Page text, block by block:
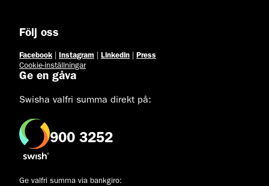
Följ oss
Facebook Instagram Linkedin
Press
Cookie-inställningar
Ge en gåva
Swisha valfri summa direkt på:
900 3252
Ge valfri summa via bankgiro: